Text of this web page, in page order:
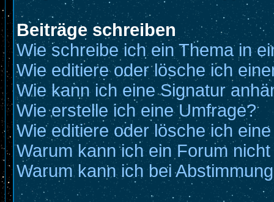
Beiträge schreiben
Wie schreibe ich ein Thema in
Wie editiere oder lösche ich
Wie kann ich eine Signatur
Wie erstelle ich eine Umfrage?
Wie editiere oder lösche ich
Warum kann ich ein Forum
Warum kann ich bei